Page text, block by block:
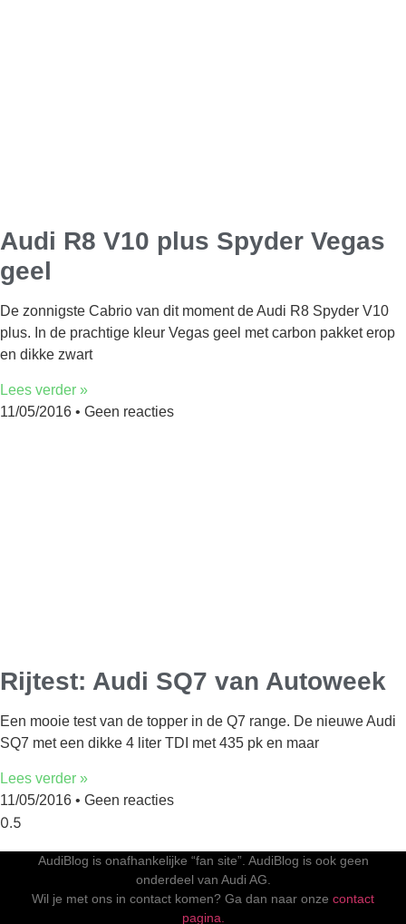
Audi R8 V10 plus Spyder Vegas
geel
De zonnigste Cabrio van dit moment de Audi R8 Spyder V10
plus. In de prachtige kleur Vegas geel met carbon pakket erop
en dikke zwart
Lees verder »
11/05/2016
Geen reacties
Rijtest: Audi SQ7 van Autoweek
Een mooie test van de topper in de Q7 range. De nieuwe Audi
SQ7 met een dikke 4 liter TDI met 435 pk en maar
Lees verder »
11/05/2016
Geen reacties
AudiBlog is onafhankelijke “fan site”. AudiBlog is ook geen
onderdeel van Audi AG.
Wil je met ons in contact komen? Ga dan naar onze contact
pagina.